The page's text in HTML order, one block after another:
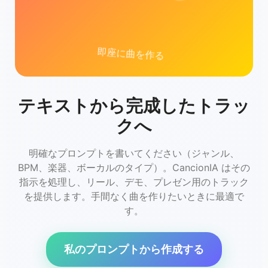
テキストから完成したトラッ
クへ
明確なプロンプトを書いてください（ジャンル、
BPM、楽器、ボーカルのタイプ）。CancionIA はその
指示を処理し、リール、デモ、プレゼン用のトラック
を提供します。手間なく曲を作りたいときに最適で
す。
私のプロンプトから作成する